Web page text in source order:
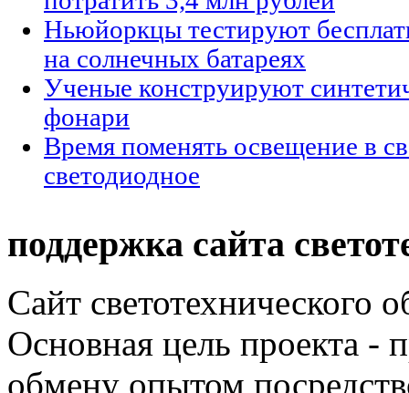
Ньюйоркцы тестируют
на солнечных батареях
Ученые конструируют
фонари
Время поменять освещение в
светодиодное
поддержка сайта
Сайт светотехнического
Основная цель проекта -
обмену опытом